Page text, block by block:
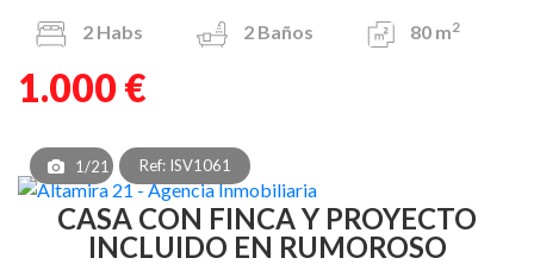
2 Habs 2 Baños 80 m2
1.000 €
1/21 Ref: ISV1061
CASA CON FINCA Y PROYECTO
INCLUIDO EN RUMOROSO